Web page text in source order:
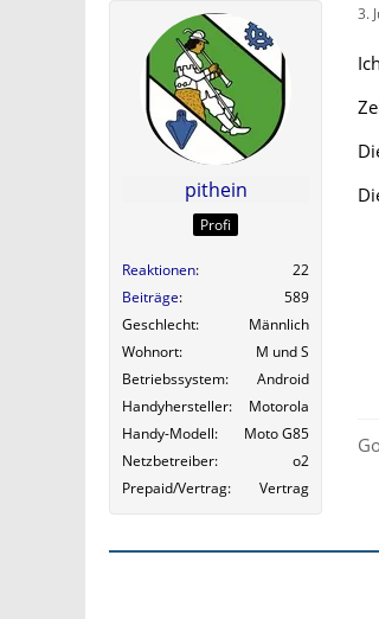
pithein
Profi
Reaktionen
22
Beiträge
589
Geschlecht
Männlich
Wohnort
M und S
Betriebssystem
Android
Handyhersteller
Motorola
Handy-Modell
Moto G85
Netzbetreiber
o2
Prepaid/Vertrag
Vertrag
3.